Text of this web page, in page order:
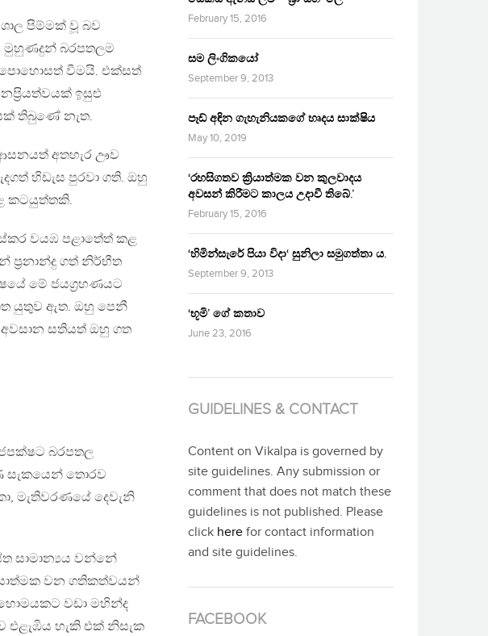
පිම්මක් වූ බව
මුහුණදුන් බරපතලම
වීමයි. එක්සත්
ඉසුළු
තිබුණේ නැත.
අතහැර ඌව
හිඩැස පුරවා ගති. ඔහු
කටයුත්තකි.
වයඹ පළාතේත් කළ
ගත් නිර්භීත
මේ ජයග‍්‍රහණයට
යුතුව ඇත. ඔහු පෙනී
සතියත් ඔහු ගත
බරපතල
සැකයෙන් තොරව
මැතිවරණයේ දෙවැනි
සාමාන්‍යය වන්නේ
වන ගතිකත්වයන්
වඩා මහින්ද
එළැඹිය හැකි එක් නිසැක
February 15, 2016
සම ලිංගිකයෝ
September 9, 2013
පෑඩ් අඳින ගැහැනියකගේ හෘදය සාක්ෂිය
May 10, 2019
‘රහසිගතව ක්‍රියාත්මක වන කුලවාදය
අවසන් කිරීමට කාලය උදාවී තිබේ.’
February 15, 2016
‘හිමින්සැරේ පියා විදා‘ සුනිලා සමුගත්තා ය.
September 9, 2013
‘භූමි’ ගේ කතාව
June 23, 2016
GUIDELINES & CONTACT
Content on Vikalpa is governed by
site guidelines. Any submission or
comment that does not match these
guidelines is not published. Please
click here for contact information
and site guidelines.
FACEBOOK